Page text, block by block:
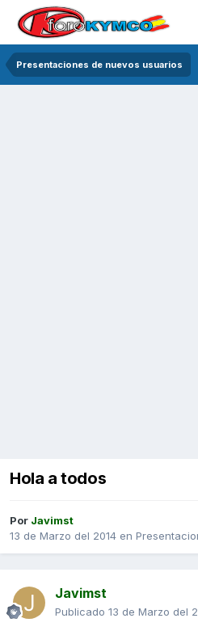
Presentaciones de nuevos usuarios
Hola a todos
Por Javimst
13 de Marzo del 2014 en
Javimst
Publicado 13 de Marzo del